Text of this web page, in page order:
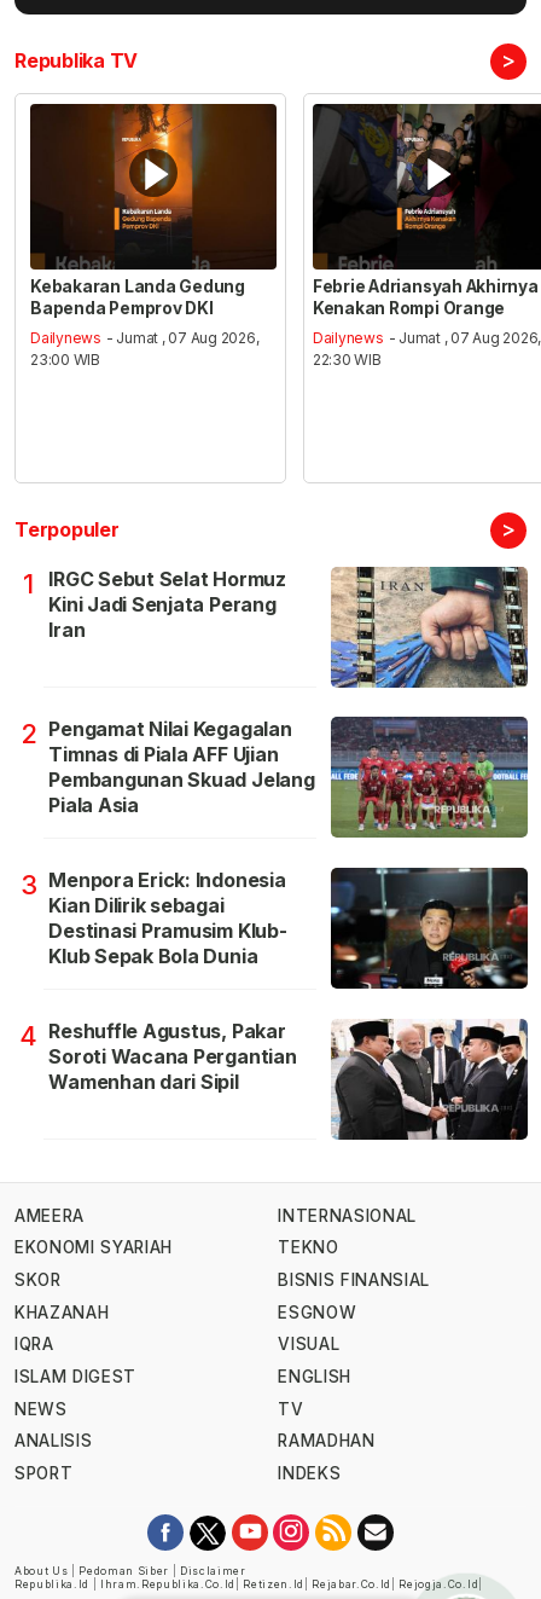
Republika TV >
Kebakaran Landa Gedung
Bapenda Pemprov DKI
Dailynews - Jumat , 07 Aug 2026,
23:00 WIB
Febrie Adriansyah Akhirnya
Kenakan Rompi Orange
Dailynews - Jumat , 07 Aug 2026,
22:30 WIB
Terpopuler >
1
IRGC Sebut Selat Hormuz
Kini Jadi Senjata Perang
Iran
2 Pengamat Nilai Kegagalan
Timnas di Piala AFF Ujian
Pembangunan Skuad Jelang
Piala Asia
3 Menpora Erick: Indonesia
Kian Dilirik sebagai
Destinasi Pramusim Klub-
Klub Sepak Bola Dunia
4 Reshuffle Agustus, Pakar
Soroti Wacana Pergantian
Wamenhan dari Sipil
AMEERA
EKONOMI SYARIAH
SKOR
KHAZANAH
IQRA
ISLAM DIGEST
NEWS
ANALISIS
SPORT
INTERNASIONAL
TEKNO
BISNIS FINANSIAL
ESGNOW
VISUAL
ENGLISH
TV
RAMADHAN
INDEKS
About Us Pedoman Siber
Disclaimer
Republika.id
Ihram.republika.co.id Retizen.id Rejabar.co.id Rejogja.co.id